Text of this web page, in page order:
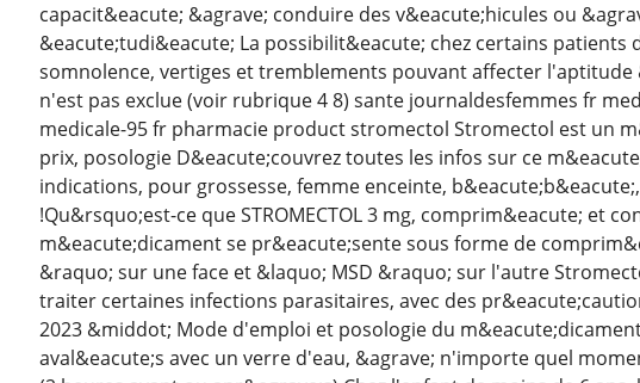
capacit&eacute; &agrave; conduire des v&eacute;hicules ou
&eacute;tudi&eacute; La possibilit&eacute; chez certains
somnolence, vertiges et tremblements pouvant affecter
n'est pas exclue (voir rubrique 4 8) sante journaldesfemmes fr
medicale-95 fr pharmacie product stromectol Stromectol est un
prix, posologie D&eacute;couvrez toutes les infos sur ce
indications, pour grossesse, femme enceinte,
!Qu&rsquo;est-ce que STROMECTOL 3 mg, comprim&eacute; et
m&eacute;dicament se pr&eacute;sente sous forme de
&raquo; sur une face et &laquo; MSD &raquo; sur l'autre
traiter certaines infections parasitaires, avec des
2023 &middot; Mode d'emploi et posologie du
aval&eacute;s avec un verre d'eau, &agrave; n'importe quel